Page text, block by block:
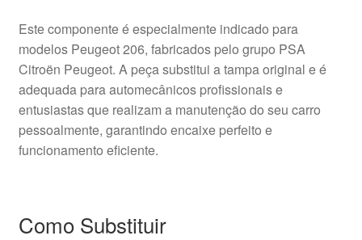
Este componente é especialmente indicado para
modelos Peugeot 206, fabricados pelo grupo PSA
Citroën Peugeot. A peça substitui a tampa original e é
adequada para automecânicos profissionais e
entusiastas que realizam a manutenção do seu carro
pessoalmente, garantindo encaixe perfeito e
funcionamento eficiente.
Como Substituir